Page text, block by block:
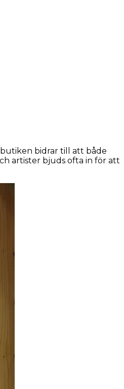
butiken bidrar till att både
artister bjuds ofta in för att